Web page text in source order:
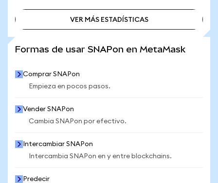
VER MÁS ESTADÍSTICAS
Formas de usar SNAPon en MetaMask
Comprar SNAPon
Empieza en pocos pasos.
Vender SNAPon
Cambia SNAPon por efectivo.
Intercambiar SNAPon
Intercambia SNAPon en y entre blockchains.
Predecir